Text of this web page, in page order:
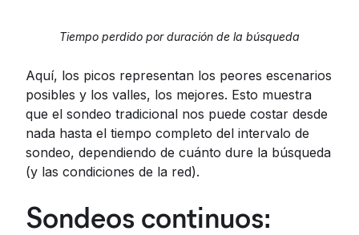
Tiempo perdido por duración de la búsqueda
Aquí, los picos representan los peores escenarios
posibles y los valles, los mejores. Esto muestra
que el sondeo tradicional nos puede costar desde
nada hasta el tiempo completo del intervalo de
sondeo, dependiendo de cuánto dure la búsqueda
(y las condiciones de la red).
Sondeos continuos: